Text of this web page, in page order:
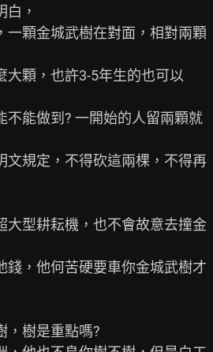
白，
一顆金城武樹在對面，相對兩顆
大顆，也許3-5年生的也可以
不能做到? 一開始的人留兩顆就
文規定，不得砍這兩棵，不得再
大型耕耘機，也不會故意去撞金
錢，他何苦硬要車你金城武樹才
，樹是重點嗎?